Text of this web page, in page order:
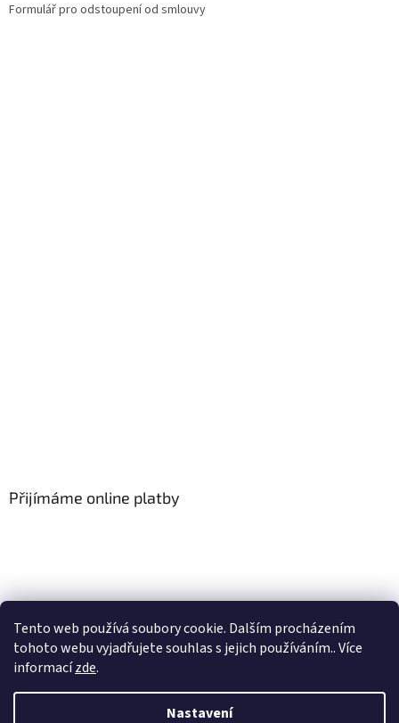
Tento web používá soubory cookie. Dalším procházením
tohoto webu vyjadřujete souhlas s jejich používáním.. Více
informacízde.
Nastavení
Formulář pro odstoupení od smlouvy
Přijímáme online platby